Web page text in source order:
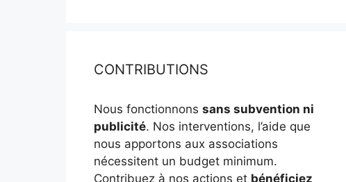
CONTRIBUTIONS
Nous fonctionnons sans subvention ni
publicité. Nos interventions, l’aide que
nous apportons aux associations
nécessitent un budget minimum.
Contribuez à nos actions et bénéficiez